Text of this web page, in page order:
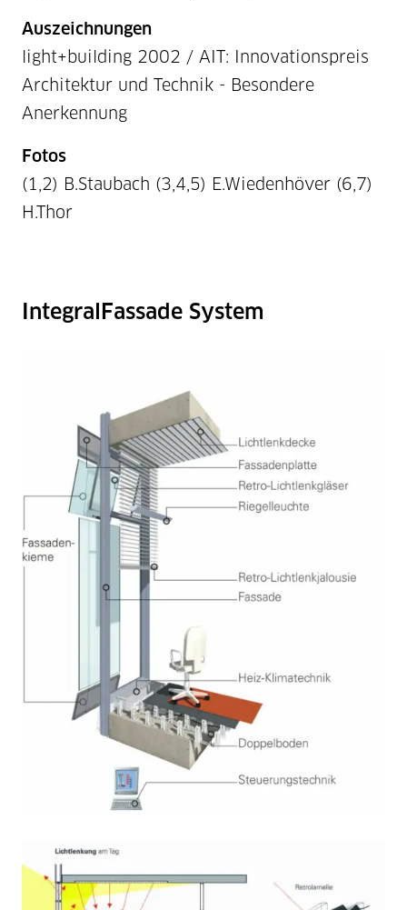
Auszeichnungen
light+building 2002 / AIT: Innovationspreis
Architektur und Technik - Besondere
Anerkennung
Fotos
(1,2) B.Staubach (3,4,5) E.Wiedenhöver (6,7)
H.Thor
IntegralFassade System